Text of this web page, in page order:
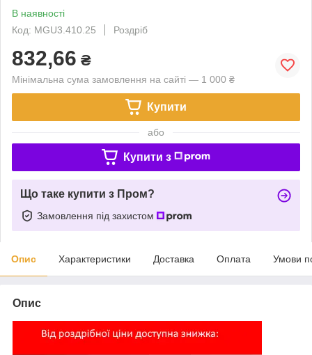
В наявності
Код: MGU3.410.25
Роздріб
832,66 ₴
Мінімальна сума замовлення на сайті — 1 000 ₴
Купити
або
Купити з
Що таке купити з Пром?
Замовлення під захистом
Опис Характеристики Доставка Оплата Умови
Опис